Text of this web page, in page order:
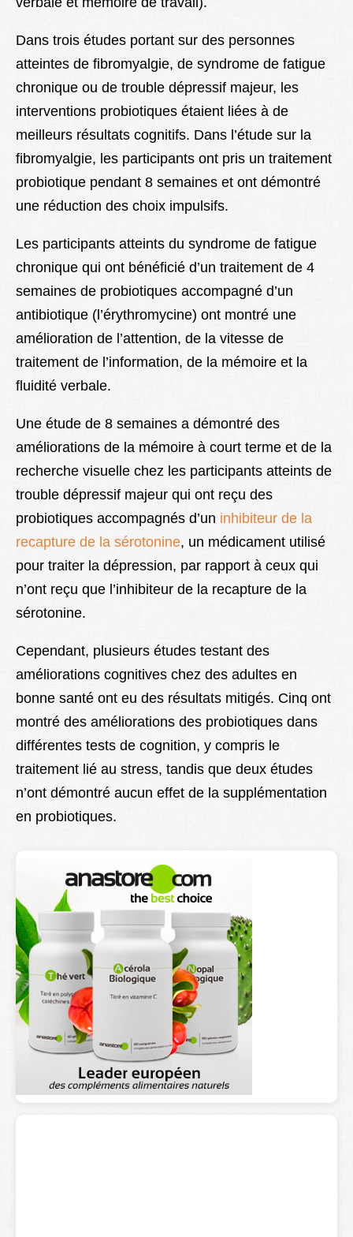
Dans trois études portant sur des personnes
atteintes de fibromyalgie, de syndrome de fatigue
chronique ou de trouble dépressif majeur, les
interventions probiotiques étaient liées à de
meilleurs résultats cognitifs. Dans l’étude sur la
fibromyalgie, les participants ont pris un traitement
probiotique pendant 8 semaines et ont démontré
une réduction des choix impulsifs.
Les participants atteints du syndrome de fatigue
chronique qui ont bénéficié d’un traitement de 4
semaines de probiotiques accompagné d’un
antibiotique (l’érythromycine) ont montré une
amélioration de l’attention, de la vitesse de
traitement de l’information, de la mémoire et la
fluidité verbale.
Une étude de 8 semaines a démontré des
améliorations de la mémoire à court terme et de la
recherche visuelle chez les participants atteints de
trouble dépressif majeur qui ont reçu des
probiotiques accompagnés d’un inhibiteur de la
recapture de la sérotonine, un médicament utilisé
pour traiter la dépression, par rapport à ceux qui
n’ont reçu que l’inhibiteur de la recapture de la
sérotonine.
Cependant, plusieurs études testant des
améliorations cognitives chez des adultes en
bonne santé ont eu des résultats mitigés. Cinq ont
montré des améliorations des probiotiques dans
différentes tests de cognition, y compris le
traitement lié au stress, tandis que deux études
n’ont démontré aucun effet de la supplémentation
en probiotiques.